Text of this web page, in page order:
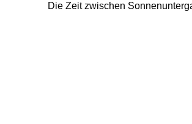
Die Zeit zwischen